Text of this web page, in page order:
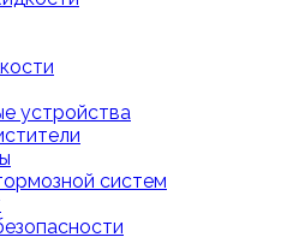
устройства
систем